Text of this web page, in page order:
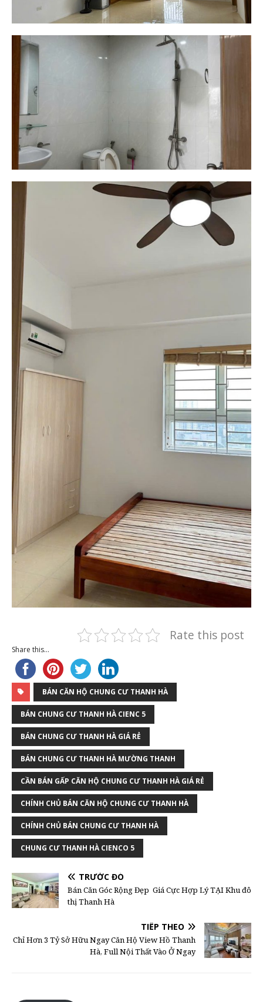
Rate this post
Share this...
BÁN CĂN HỘ CHUNG CƯ THANH HÀ
BÁN CHUNG CƯ THANH HÀ CIENC 5
BÁN CHUNG CƯ THANH HÀ GIÁ RẺ
BÁN CHUNG CƯ THANH HÀ MƯỜNG THANH
CẦN BÁN GẤP CĂN HỘ CHUNG CƯ THANH HÀ GIÁ RẺ
CHÍNH CHỦ BÁN CĂN HỘ CHUNG CƯ THANH HÀ
CHÍNH CHỦ BÁN CHUNG CƯ THANH HÀ
CHUNG CƯ THANH HÀ CIENCO 5
TRƯỚC ĐÓ
Bán Căn Góc Rộng Đẹp Giá Cực Hợp Lý TẠI Khu đô
thị Thanh Hà
TIẾP THEO
Chỉ Hơn 3 Tỷ Sở Hữu Ngay Căn Hộ View Hồ Thanh
Hà, Full Nội Thất Vào Ở Ngay